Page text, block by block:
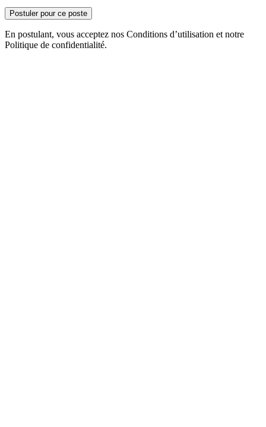
Postuler pour ce poste
En postulant, vous acceptez nos Conditions d’utilisation et notre
Politique de confidentialité.